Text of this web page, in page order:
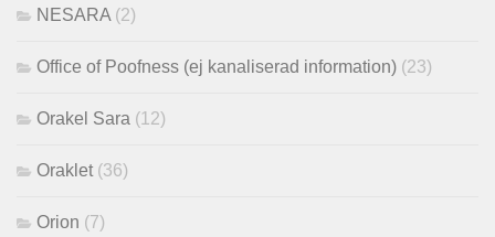
NESARA (2)
Office of Poofness (ej kanaliserad information) (23)
Orakel Sara (12)
Oraklet (36)
Orion (7)